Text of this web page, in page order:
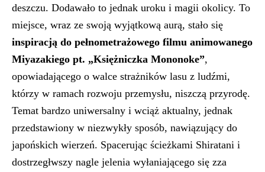
deszczu. Dodawało to jednak uroku i magii okolicy. To
miejsce, wraz ze swoją wyjątkową aurą, stało się
inspiracją do pełnometrażowego filmu animowanego
Miyazakiego pt. „Księżniczka Mononoke”,
opowiadającego o walce strażników lasu z ludźmi,
którzy w ramach rozwoju przemysłu, niszczą przyrodę.
Temat bardzo uniwersalny i wciąż aktualny, jednak
przedstawiony w niezwykły sposób, nawiązujący do
japońskich wierzeń. Spacerując ścieżkami Shiratani i
dostrzegłwszy nagle jelenia wyłaniającego się zza